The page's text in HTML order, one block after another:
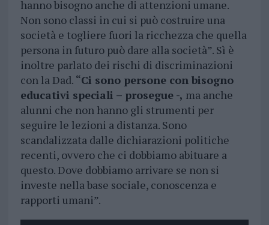
hanno bisogno anche di attenzioni umane.
Non sono classi in cui si può costruire una
società e togliere fuori la ricchezza che quella
persona in futuro può dare alla società”. Sì è
inoltre parlato dei rischi di discriminazioni
con la Dad. “Ci sono persone con bisogno
educativi speciali – prosegue -, ma anche
alunni che non hanno gli strumenti per
seguire le lezioni a distanza. Sono
scandalizzata dalle dichiarazioni politiche
recenti, ovvero che ci dobbiamo abituare a
questo. Dove dobbiamo arrivare se non si
investe nella base sociale, conoscenza e
rapporti umani”.